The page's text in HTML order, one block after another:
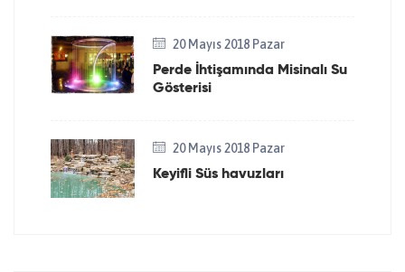
20 Mayıs 2018 Pazar
Perde İhtişamında Misinalı Su
Gösterisi
20 Mayıs 2018 Pazar
Keyifli Süs havuzları